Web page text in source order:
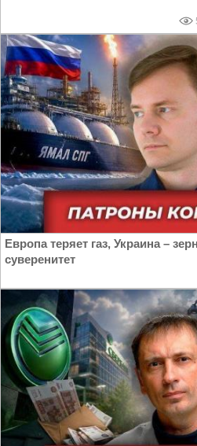
Европа теряет газ, Украина –
суверенитет